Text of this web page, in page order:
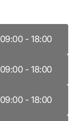
09:00- 18:00
09:00- 18:00
09:00- 18:00